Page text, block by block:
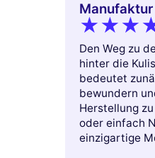
Den Weg zu
hinter die
bedeutet
bewundern
Herstellung
oder einfach
einzigartige